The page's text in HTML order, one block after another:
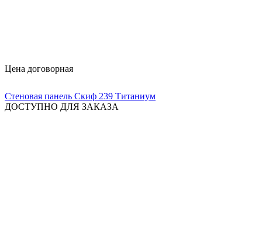
Цена договорная
Стеновая панель Скиф 239 Титаниум
ДОСТУПНО ДЛЯ ЗАКАЗА